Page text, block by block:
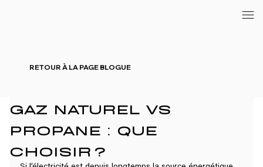
RETOUR À LA PAGE BLOGUE
GAZ NATUREL VS
PROPANE : QUE
CHOISIR ?